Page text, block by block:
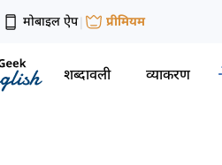
मोबाइल ऐप| प्रीमियम
शब्दावली व्याकरण